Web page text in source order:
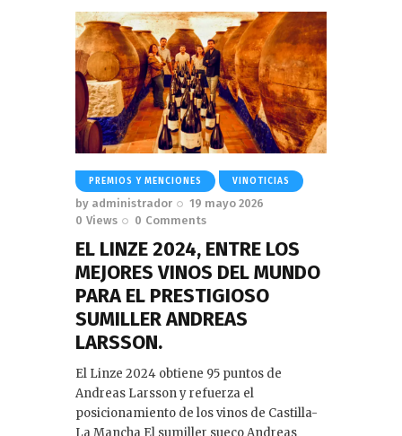
PREMIOS Y MENCIONES VINOTICIAS
by administrador
19 mayo 2026
0 Views 0 Comments
EL LINZE 2024, ENTRE LOS
MEJORES VINOS DEL MUNDO
PARA EL PRESTIGIOSO
SUMILLER ANDREAS
LARSSON.
El Linze 2024 obtiene 95 puntos de
Andreas Larsson y refuerza el
posicionamiento de los vinos de Castilla-
La Mancha El sumiller sueco Andreas